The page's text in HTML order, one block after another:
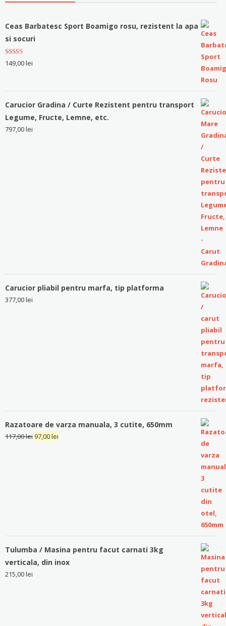
Ceas Barbatesc Sport Boamigo rosu, rezistent la apa
si socuri
Evaluat la
5.00stele
149,00lei
Carucior Gradina / Curte Rezistent pentru transport
Legume, Fructe, Lemne, etc.
797,00lei
Carucior pliabil pentru marfa, tip platforma
377,00lei
Razatoare de varza manuala, 3 cutite, 650mm
117,00lei 97,00lei
Tulumba / Masina pentru facut carnati 3kg
verticala, din inox
215,00lei